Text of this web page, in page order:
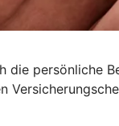
persönliche